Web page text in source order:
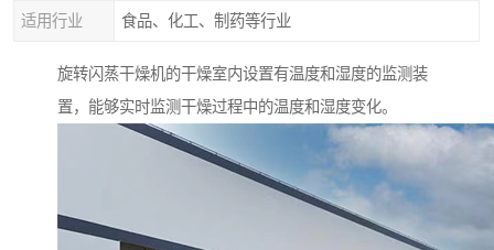
适用行业 食品、化工、制药等行业
旋转闪蒸干燥机的干燥室内设置有温度和湿度的监测装
置，能够实时监测干燥过程中的温度和湿度变化。